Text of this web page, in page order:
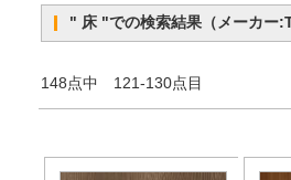
" 床 "での検索結果（メーカ
148点中 121-130点目